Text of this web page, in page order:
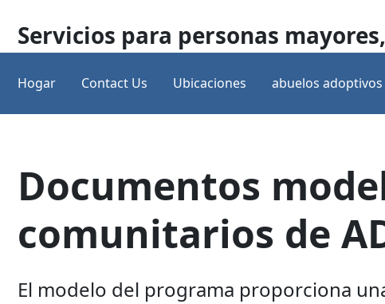
Servicios para personas
Hogar Contact Us Ubicaciones abuelos adoptivos
Documentos
comunitarios de
El modelo del programa proporciona